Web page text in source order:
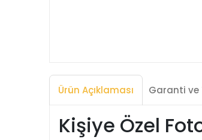
Ürün Açıklaması Garanti ve
Kişiye Özel